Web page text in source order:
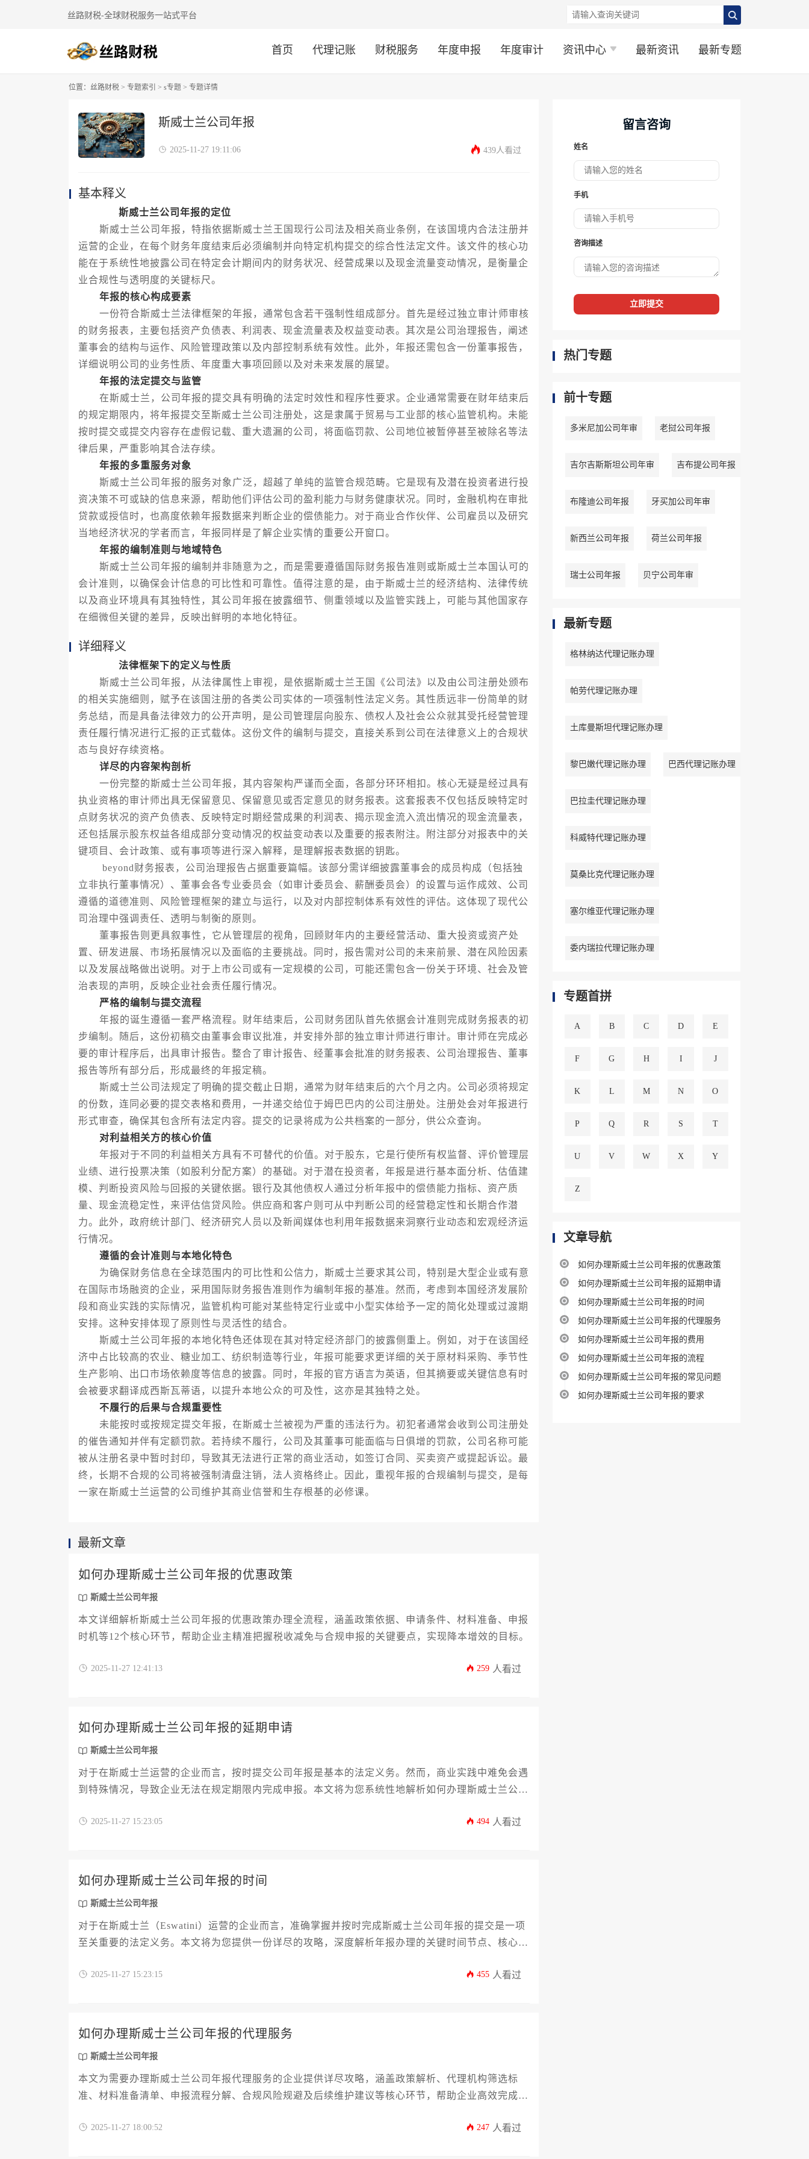
丝路财税-全球财税服务一站式平台
首页 代理记账 财税服务 年度申报 年度审计 资讯中心 最新资讯 最新专题
位置： 丝路财税 > 专题索引 > s专题 > 专题详情
斯威士兰公司年报
2025-11-27 19:11:06 439人看过
基本释义
斯威士兰公司年报的定位
斯威士兰公司年报，特指依据斯威士兰王国现行公司法及相关商业条例，在该国境内合法注册并
运营的企业，在每个财务年度结束后必须编制并向特定机构提交的综合性法定文件。该文件的核心功
能在于系统性地披露公司在特定会计期间内的财务状况、经营成果以及现金流量变动情况，是衡量企
业合规性与透明度的关键标尺。
年报的核心构成要素
一份符合斯威士兰法律框架的年报，通常包含若干强制性组成部分。首先是经过独立审计师审核
的财务报表，主要包括资产负债表、利润表、现金流量表及权益变动表。其次是公司治理报告，阐述
董事会的结构与运作、风险管理政策以及内部控制系统有效性。此外，年报还需包含一份董事报告，
详细说明公司的业务性质、年度重大事项回顾以及对未来发展的展望。
年报的法定提交与监管
在斯威士兰，公司年报的提交具有明确的法定时效性和程序性要求。企业通常需要在财年结束后
的规定期限内，将年报提交至斯威士兰公司注册处，这是隶属于贸易与工业部的核心监管机构。未能
按时提交或提交内容存在虚假记载、重大遗漏的公司，将面临罚款、公司地位被暂停甚至被除名等法
律后果，严重影响其合法存续。
年报的多重服务对象
斯威士兰公司年报的服务对象广泛，超越了单纯的监管合规范畴。它是现有及潜在投资者进行投
资决策不可或缺的信息来源，帮助他们评估公司的盈利能力与财务健康状况。同时，金融机构在审批
贷款或授信时，也高度依赖年报数据来判断企业的偿债能力。对于商业合作伙伴、公司雇员以及研究
当地经济状况的学者而言，年报同样是了解企业实情的重要公开窗口。
年报的编制准则与地域特色
斯威士兰公司年报的编制并非随意为之，而是需要遵循国际财务报告准则或斯威士兰本国认可的
会计准则，以确保会计信息的可比性和可靠性。值得注意的是，由于斯威士兰的经济结构、法律传统
以及商业环境具有其独特性，其公司年报在披露细节、侧重领域以及监管实践上，可能与其他国家存
在细微但关键的差异，反映出鲜明的本地化特征。
详细释义
法律框架下的定义与性质
斯威士兰公司年报，从法律属性上审视，是依据斯威士兰王国《公司法》以及由公司注册处颁布
的相关实施细则，赋予在该国注册的各类公司实体的一项强制性法定义务。其性质远非一份简单的财
务总结，而是具备法律效力的公开声明，是公司管理层向股东、债权人及社会公众就其受托经营管理
责任履行情况进行汇报的正式载体。这份文件的编制与提交，直接关系到公司在法律意义上的合规状
态与良好存续资格。
详尽的内容架构剖析
一份完整的斯威士兰公司年报，其内容架构严谨而全面，各部分环环相扣。核心无疑是经过具有
执业资格的审计师出具无保留意见、保留意见或否定意见的财务报表。这套报表不仅包括反映特定时
点财务状况的资产负债表、反映特定时期经营成果的利润表、揭示现金流入流出情况的现金流量表，
还包括展示股东权益各组成部分变动情况的权益变动表以及重要的报表附注。附注部分对报表中的关
键项目、会计政策、或有事项等进行深入解释，是理解报表数据的钥匙。
beyond财务报表，公司治理报告占据重要篇幅。该部分需详细披露董事会的成员构成（包括独
立非执行董事情况）、董事会各专业委员会（如审计委员会、薪酬委员会）的设置与运作成效、公司
遵循的道德准则、风险管理框架的建立与运行，以及对内部控制体系有效性的评估。这体现了现代公
司治理中强调责任、透明与制衡的原则。
董事报告则更具叙事性，它从管理层的视角，回顾财年内的主要经营活动、重大投资或资产处
置、研发进展、市场拓展情况以及面临的主要挑战。同时，报告需对公司的未来前景、潜在风险因素
以及发展战略做出说明。对于上市公司或有一定规模的公司，可能还需包含一份关于环境、社会及管
治表现的声明，反映企业社会责任履行情况。
严格的编制与提交流程
年报的诞生遵循一套严格流程。财年结束后，公司财务团队首先依据会计准则完成财务报表的初
步编制。随后，这份初稿交由董事会审议批准，并安排外部的独立审计师进行审计。审计师在完成必
要的审计程序后，出具审计报告。整合了审计报告、经董事会批准的财务报表、公司治理报告、董事
报告等所有部分后，形成最终的年报定稿。
斯威士兰公司法规定了明确的提交截止日期，通常为财年结束后的六个月之内。公司必须将规定
的份数，连同必要的提交表格和费用，一并递交给位于姆巴巴内的公司注册处。注册处会对年报进行
形式审查，确保其包含所有法定内容。提交的记录将成为公共档案的一部分，供公众查询。
对利益相关方的核心价值
年报对于不同的利益相关方具有不可替代的价值。对于股东，它是行使所有权监督、评价管理层
业绩、进行投票决策（如股利分配方案）的基础。对于潜在投资者，年报是进行基本面分析、估值建
模、判断投资风险与回报的关键依据。银行及其他债权人通过分析年报中的偿债能力指标、资产质
量、现金流稳定性，来评估信贷风险。供应商和客户则可从中判断公司的经营稳定性和长期合作潜
力。此外，政府统计部门、经济研究人员以及新闻媒体也利用年报数据来洞察行业动态和宏观经济运
行情况。
遵循的会计准则与本地化特色
为确保财务信息在全球范围内的可比性和公信力，斯威士兰要求其公司，特别是大型企业或有意
在国际市场融资的企业，采用国际财务报告准则作为编制年报的基准。然而，考虑到本国经济发展阶
段和商业实践的实际情况，监管机构可能对某些特定行业或中小型实体给予一定的简化处理或过渡期
安排。这种安排体现了原则性与灵活性的结合。
斯威士兰公司年报的本地化特色还体现在其对特定经济部门的披露侧重上。例如，对于在该国经
济中占比较高的农业、糖业加工、纺织制造等行业，年报可能要求更详细的关于原材料采购、季节性
生产影响、出口市场依赖度等信息的披露。同时，年报的官方语言为英语，但其摘要或关键信息有时
会被要求翻译成西斯瓦蒂语，以提升本地公众的可及性，这亦是其独特之处。
不履行的后果与合规重要性
未能按时或按规定提交年报，在斯威士兰被视为严重的违法行为。初犯者通常会收到公司注册处
的催告通知并伴有定额罚款。若持续不履行，公司及其董事可能面临与日俱增的罚款，公司名称可能
被从注册名录中暂时封印，导致其无法进行正常的商业活动，如签订合同、买卖资产或提起诉讼。最
终，长期不合规的公司将被强制清盘注销，法人资格终止。因此，重视年报的合规编制与提交，是每
一家在斯威士兰运营的公司维护其商业信誉和生存根基的必修课。
最新文章
如何办理斯威士兰公司年报的优惠政策
斯威士兰公司年报
本文详细解析斯威士兰公司年报的优惠政策办理全流程，涵盖政策依据、申请条件、材料准备、申报
时机等12个核心环节，帮助企业主精准把握税收减免与合规申报的关键要点，实现降本增效的目标。
2025-11-27 12:41:13 259 人看过
如何办理斯威士兰公司年报的延期申请
斯威士兰公司年报
对于在斯威士兰运营的企业而言，按时提交公司年报是基本的法定义务。然而，商业实践中难免会遇
到特殊情况，导致企业无法在规定期限内完成申报。本文将为您系统性地解析如何办理斯威士兰公司
用构成以及未能成功延期的应对策略，旨在为企业主或高管提供一份切实可行的操作指南，助您合
2025-11-27 15:23:05 494 人看过
如何办理斯威士兰公司年报的时间
斯威士兰公司年报
对于在斯威士兰（Eswatini）运营的企业而言，准确掌握并按时完成斯威士兰公司年报的提交是一项
至关重要的法定义务。本文将为您提供一份详尽的攻略，深度解析年报办理的关键时间节点、核心步
保公司合规运营，避免不必要的法律纠纷和经济损失，是您管理斯威士兰公司事务的实用指南。
2025-11-27 15:23:15 455 人看过
如何办理斯威士兰公司年报的代理服务
斯威士兰公司年报
本文为需要办理斯威士兰公司年报代理服务的企业提供详尽攻略，涵盖政策解析、代理机构筛选标
准、材料准备清单、申报流程分解、合规风险规避及后续维护建议等核心环节，帮助企业高效完成年
2025-11-27 18:00:52 247 人看过
留言咨询
姓名
手机
咨询描述
立即提交
热门专题
前十专题
多米尼加公司年审 老挝公司年报
吉尔吉斯斯坦公司年审 吉布提公司年报
布隆迪公司年报 牙买加公司年审
新西兰公司年报 荷兰公司年报
瑞士公司年报 贝宁公司年审
最新专题
格林纳达代理记账办理
帕劳代理记账办理
土库曼斯坦代理记账办理
黎巴嫩代理记账办理 巴西代理记账办理
巴拉圭代理记账办理
科威特代理记账办理
莫桑比克代理记账办理
塞尔维亚代理记账办理
委内瑞拉代理记账办理
专题首拼
A B C D E
F G H I J
K L M N O
P Q R S T
U V W X Y
Z
文章导航
如何办理斯威士兰公司年报的优惠政策
如何办理斯威士兰公司年报的延期申请
如何办理斯威士兰公司年报的时间
如何办理斯威士兰公司年报的代理服务
如何办理斯威士兰公司年报的费用
如何办理斯威士兰公司年报的流程
如何办理斯威士兰公司年报的常见问题
如何办理斯威士兰公司年报的要求